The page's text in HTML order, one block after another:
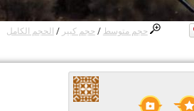
حجم متوسط / حجم كبير / الحجم الكامل